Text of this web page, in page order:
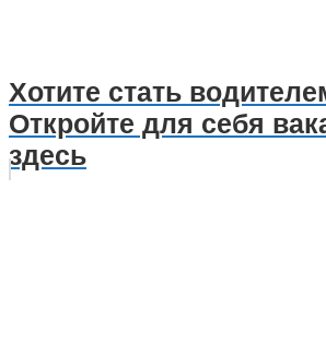
Хотите стать
Откройте для себя
здесь